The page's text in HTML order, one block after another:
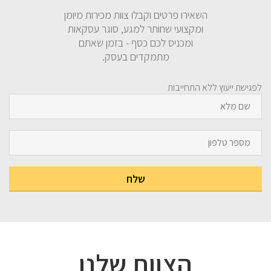
השאירו פרטים וקבלו צוות מכירות מיומן
ומקצועי שחותר למגע, סוגר עסקאות
ומכניס לכם כסף - בזמן שאתם
מתמקדים בעסק.
לפגישת ייעוץ ללא התחייבות